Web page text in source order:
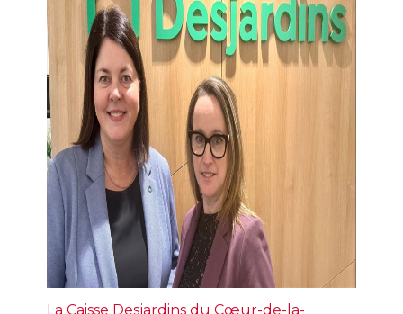
La Caisse Desjardins du Cœur-de-la-